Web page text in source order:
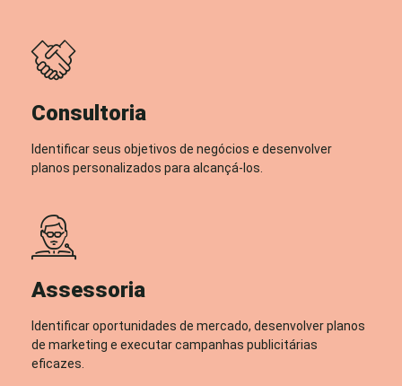
Consultoria
Identificar seus objetivos de negócios e desenvolver
planos personalizados para alcançá-los.
Assessoria
Identificar oportunidades de mercado, desenvolver planos
de marketing e executar campanhas publicitárias
eficazes.